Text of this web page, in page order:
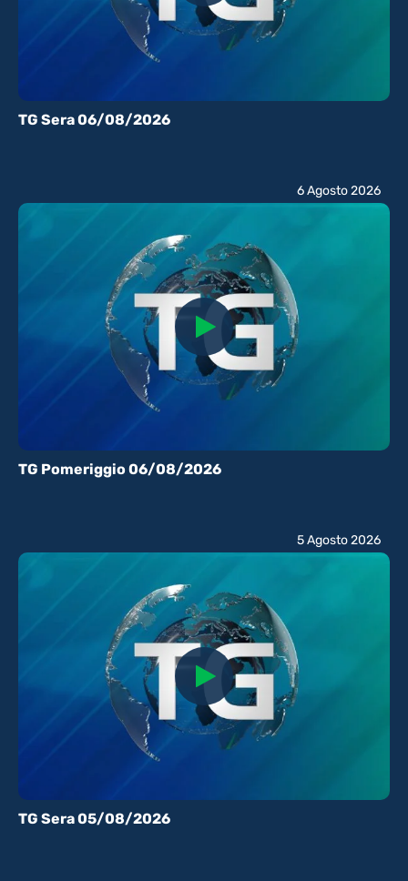
TG Sera 06/08/2026
TG Pomeriggio 06/08/2026
6 Agosto 2026
TG Sera 05/08/2026
5 Agosto 2026